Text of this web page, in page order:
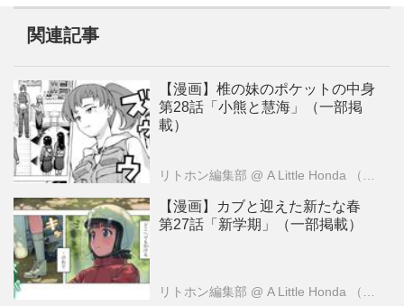
関連記事
【漫画】椎の妹のポケットの中身
第28話「小熊と慧海」（一部掲
載）
リトホン編集部 @ A Little Honda （ア・リトル・ホンダ）編集部
【漫画】カブと迎えた新たな春
第27話「新学期」（一部掲載）
リトホン編集部 @ A Little Honda （ア・リトル・ホンダ）編集部